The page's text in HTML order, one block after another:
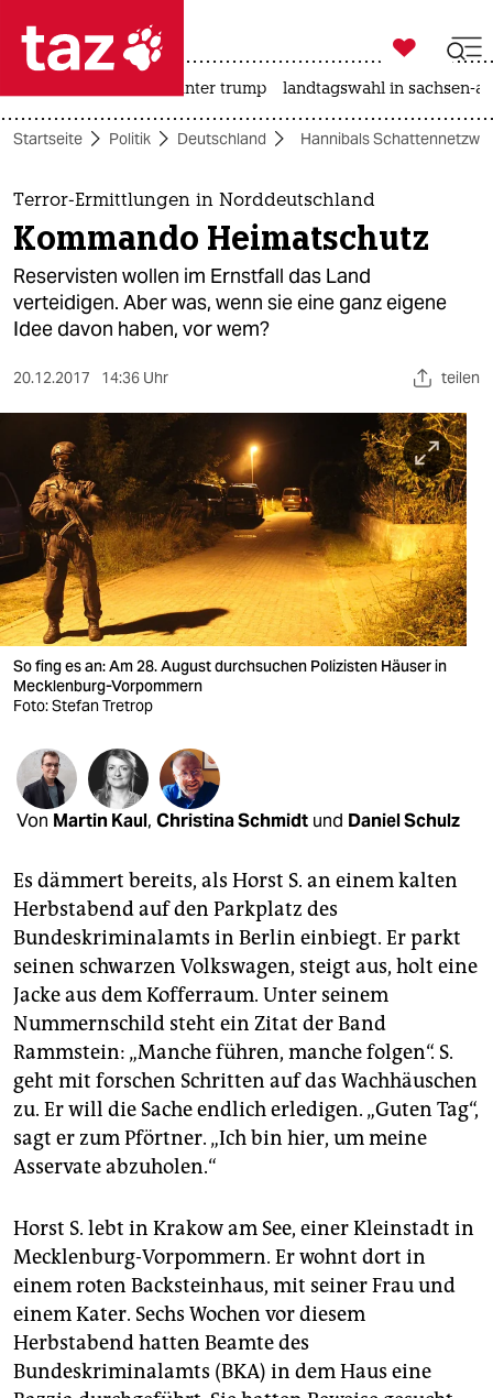
 taz zahl ich
taz zahl ich
themen
politik
öko
sport
berlin
nord
wahrheit
verlag
verlag
shop
fragen & hilfe
abo
genossenschaft
epaper login

taz zahl ich
usa unter trump landtagswahl in sachsen-
Startseite Politik Deutschland Hannibals
Terror-Ermittlungen in Norddeutschland
Kommando Heimatschutz
Reservisten wollen im Ernstfall das Land
verteidigen. Aber was, wenn sie eine ganz eigene
Idee davon haben, vor wem?
20.12.2017 14:36 Uhr teilen
So fing es an: Am 28. August durchsuchen Polizisten Häuser in
Mecklenburg-Vorpommern
Foto: Stefan Tretrop
Von Martin Kaul, Christina Schmidt und Daniel Schulz
Es dämmert bereits, als Horst S. an einem kalten
Herbstabend auf den Parkplatz des
Bundeskriminalamts in Berlin einbiegt. Er parkt
seinen schwarzen Volkswagen, steigt aus, holt eine
Jacke aus dem Kofferraum. Unter seinem
Nummernschild steht ein Zitat der Band
Rammstein: „Manche führen, manche folgen“. S.
geht mit forschen Schritten auf das Wachhäuschen
zu. Er will die Sache endlich erledigen. „Guten Tag“,
sagt er zum Pförtner. „Ich bin hier, um meine
Asservate abzuholen.“
Horst S. lebt in Krakow am See, einer Kleinstadt in
Mecklenburg-Vorpommern. Er wohnt dort in
einem roten Backsteinhaus, mit seiner Frau und
einem Kater. Sechs Wochen vor diesem
Herbstabend hatten Beamte des
Bundeskriminalamts (BKA) in dem Haus eine